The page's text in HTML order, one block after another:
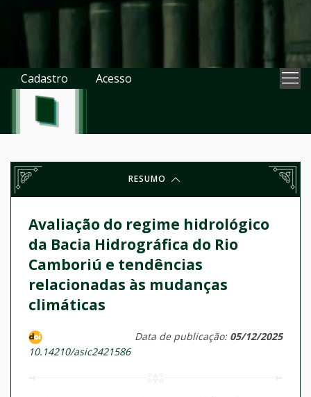
Cadastro Acesso
RESUMO
Avaliação do regime hidrológico
da Bacia Hidrográfica do Rio
Camboriú e tendências
relacionadas às mudanças
climáticas
10.14210/asic2421586
Data de publicação: 05/12/2025